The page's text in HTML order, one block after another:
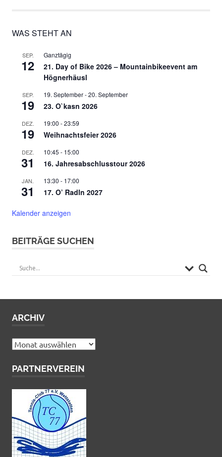
WAS STEHT AN
SEP.
12
Ganztägig
21. Day of Bike 2026 – Mountainbikeevent am
Högnerhäusl
SEP.
19
19. September-20. September
23. O`kasn 2026
DEZ.
19
19:00 -23:59
Weihnachtsfeier 2026
DEZ.
31
10:45 - 15:00
16. Jahresabschlusstour 2026
JAN.
31
13:30 - 17:00
17. O’ Radln 2027
Kalender anzeigen
BEITRÄGE SUCHEN
ARCHIV
Archiv
PARTNERVEREIN